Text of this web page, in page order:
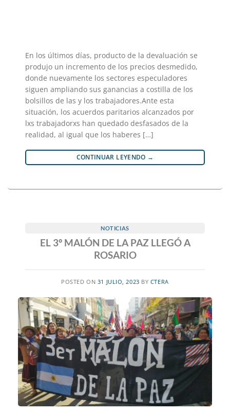
En los últimos días, producto de la devaluación se
produjo un incremento de los precios desmedido,
donde nuevamente los sectores especuladores
siguen ampliando sus ganancias a costilla de los
bolsillos de las y los trabajadores.Ante esta
situación, los acuerdos paritarios alcanzados por
lxs trabajadorxs han quedado desfasados de la
realidad, al igual que los haberes […]
CONTINUAR LEYENDO →
NOTICIAS
EL 3º MALÓN DE LA PAZ LLEGÓ A
ROSARIO
POSTED ON 31 JULIO, 2023 BY CTERA